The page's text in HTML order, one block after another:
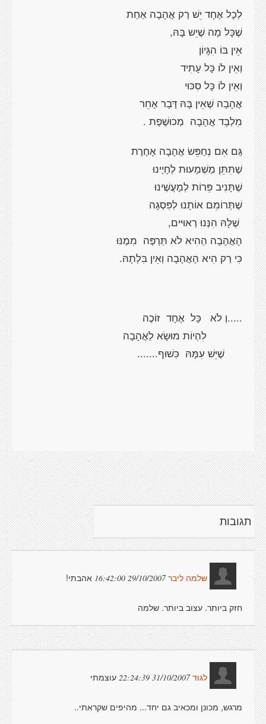
לְכָל אֶחָד יֵשׁ רַק אֲהָבָה אַחַת
שֶׁכָּל מָה שֶׁיֵש בָּהּ,
אֵין בּוֹ הִגָּיוֹן
וְאֵין לוֹ כָּל עָתִיד
וְאֵין לוֹ כָּל סִכּוּי
אֲהָבָה שֶׁאֵין בָּהּ דָּבָר אָחֵר
מִלְבָד אֲהָבָה מְכוּשֶׁפֶת .
גַּם אִם נְחַפֵּשׂ אֲהָבָה אָחֶרֶת
שֶׁתִּתֵּן מַשְׁמָעוּת לְחָיֶינוּ
שֶׁתָּנִיב פֵּרוֹת לְמָעֲשֶׁינוּ
שֶׁתְּרוֹמֵם אוֹתָנוּ לְפִּסְגָה
שֶׁלָּהּ הִנְּנוּ רְאוּיּים,
הָאֲהָבָה הַהִיא לֹא תַּרְפֶּה מִמֶנּוּ
כִּי רַק הִיא הָאֲהָבָה וְאֵין בִּלְתָהּ.
.....וְ לֹא כָּל אֶחָד זוֹכֶה
לִהְיוֹת מוּשָׂא לַאֲהָבָה
שֶׁיֵּשׁ עִמָּהּ כִּשׁוּף.......
תגובות
שלמה ליבר 29/10/2007 16:42:00 אהבתי!
חזק ביותר. עצוב ביותר. שלמה
לגוד31/10/2007 22:24:39 עוצמתי
מרגש, מכונן ומכאיב גם יחד... מהיפים שקראתי..